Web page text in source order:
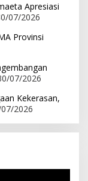
Apresiasi
07/2026
Provinsi
07/2026
Kekerasan,
2026